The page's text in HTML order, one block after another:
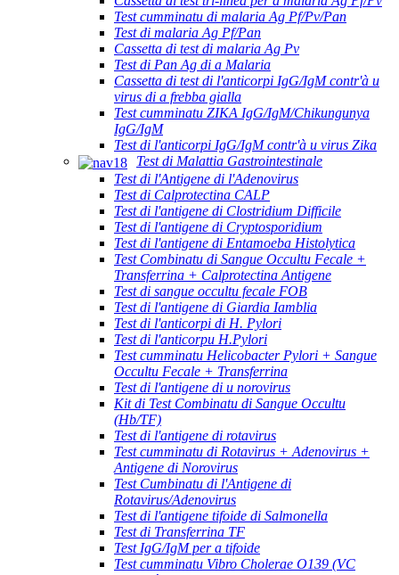
Test cumminatu di malaria Ag Pf/Pv/Pan
Test di malaria Ag Pf/Pan
Cassetta di test di malaria Ag Pv
Test di Pan Ag di a Malaria
Cassetta di test di l'anticorpi IgG/IgM contr'à u
virus di a frebba gialla
Test cumminatu ZIKA IgG/IgM/Chikungunya
IgG/IgM
Test di l'anticorpi IgG/IgM contr'à u virus Zika
Test di Malattia Gastrointestinale
Test di l'Antigene di l'Adenovirus
Test di Calprotectina CALP
Test di l'antigene di Clostridium Difficile
Test di l'antigene di Cryptosporidium
Test di l'antigene di Entamoeba Histolytica
Test Combinatu di Sangue Occultu Fecale +
Transferrina + Calprotectina Antigene
Test di sangue occultu fecale FOB
Test di l'antigene di Giardia Iamblia
Test di l'anticorpi di H. Pylori
Test di l'anticorpu H.Pylori
Test cumminatu Helicobacter Pylori + Sangue
Occultu Fecale + Transferrina
Test di l'antigene di u norovirus
Kit di Test Combinatu di Sangue Occultu
(Hb/TF)
Test di l'antigene di rotavirus
Test cumminatu di Rotavirus + Adenovirus +
Antigene di Norovirus
Test Cumbinatu di l'Antigene di
Rotavirus/Adenovirus
Test di l'antigene tifoide di Salmonella
Test di Transferrina TF
Test IgG/IgM per a tifoide
Test cumminatu Vibro Cholerae O139 (VC